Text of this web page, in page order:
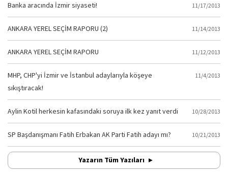
Banka aracında İzmir siyaseti! 11/17/2013
ANKARA YEREL SEÇİM RAPORU (2) 11/14/2013
ANKARA YEREL SEÇİM RAPORU 11/12/2013
MHP, CHP'yi İzmir ve İstanbul adaylarıyla köşeye
sıkıştıracak!
11/4/2013
Aylin Kotil herkesin kafasındaki soruya ilk kez yanıt verdi 10/28/2013
SP Başdanışmanı Fatih Erbakan AK Parti Fatih adayı mı? 10/21/2013
Yazarın Tüm Yazıları